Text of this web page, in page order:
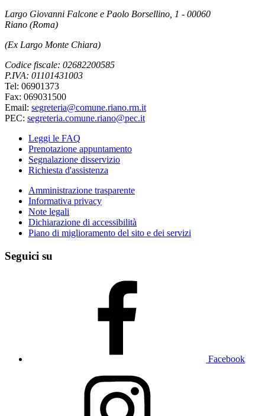
Largo Giovanni Falcone e Paolo Borsellino, 1 - 00060
Riano (Roma)
(Ex Largo Monte Chiara)
Codice fiscale: 02682200585
P.IVA: 01101431003
Tel: 06901373
Fax: 069031500
Email: segreteria@comune.riano.rm.it
PEC: segreteria.comune.riano@pec.it
Leggi le FAQ
Prenotazione appuntamento
Segnalazione disservizio
Richiesta d'assistenza
Amministrazione trasparente
Informativa privacy
Note legali
Dichiarazione di accessibilità
Piano di miglioramento del sito e dei servizi
Seguici su
Facebook